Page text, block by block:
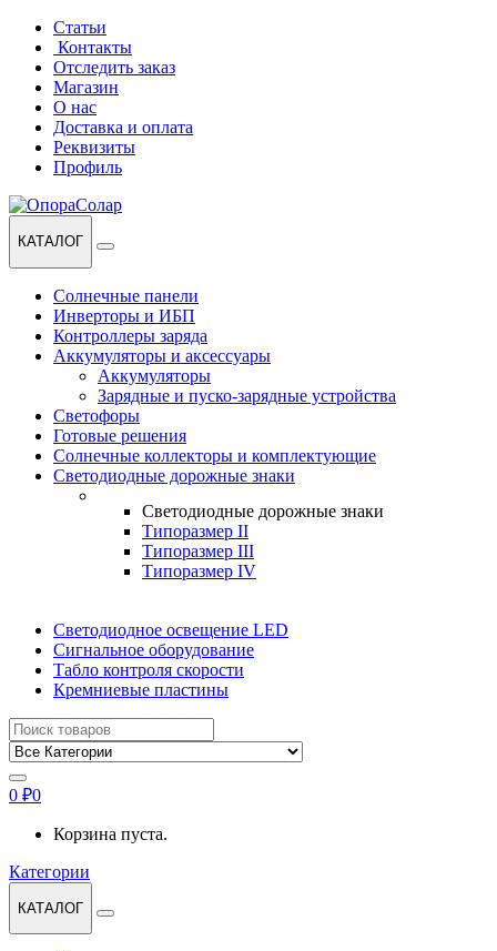
Перейти
навигации
Перейти
содержанию
Статьи
Контакты
Отследить заказ
Магазин
О нас
Доставка и оплата
Реквизиты
Профиль
КАТАЛОГ
Солнечные панели
Инверторы и ИБП
Контроллеры заряда
Аккумуляторы и аксессуары
Аккумуляторы
Зарядные и пуско-зарядные устройства
Светофоры
Готовые решения
Солнечные коллекторы и комплектующие
Светодиодные дорожные знаки
Светодиодные дорожные знаки
Типоразмер II
Типоразмер III
Типоразмер IV
Светодиодное освещение LED
Сигнальное оборудование
Табло контроля скорости
Кремниевые пластины
Найти:
0 ₽0
Корзина пуста.
Категории
КАТАЛОГ